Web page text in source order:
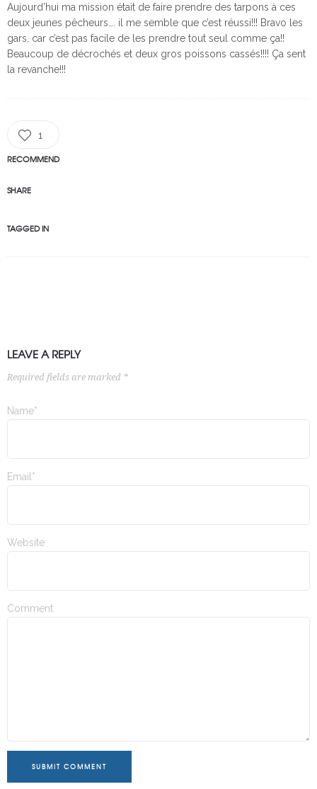
Aujourd’hui ma mission était de faire prendre des tarpons à ces
deux jeunes pêcheurs…. il me semble que c’est réussi!!! Bravo les
gars, car c’est pas facile de les prendre tout seul comme ça!!
Beaucoup de décrochés et deux gros poissons cassés!!!! Ça sent
la revanche!!!
1
RECOMMEND
SHARE
TAGGED IN
LEAVE A REPLY
Required fields are marked *
Name*
Email*
Website
Comment
SUBMIT COMMENT